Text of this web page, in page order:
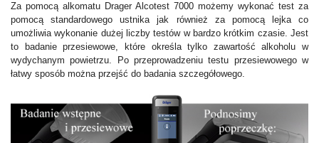
Za pomocą alkomatu Drager Alcotest 7000 możemy wykonać test za
pomocą standardowego ustnika jak również za pomocą lejka co
umożliwia wykonanie dużej liczby testów w bardzo krótkim czasie. Jest
to badanie przesiewowe, które określa tylko zawartość alkoholu w
wydychanym powietrzu. Po przeprowadzeniu testu przesiewowego w
łatwy sposób można przejść do badania szczegółowego.